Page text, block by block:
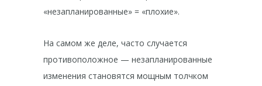
«незапланированные» = «плохие».
На самом же деле, часто случается
противоположное — незапланированные
изменения становятся мощным толчком